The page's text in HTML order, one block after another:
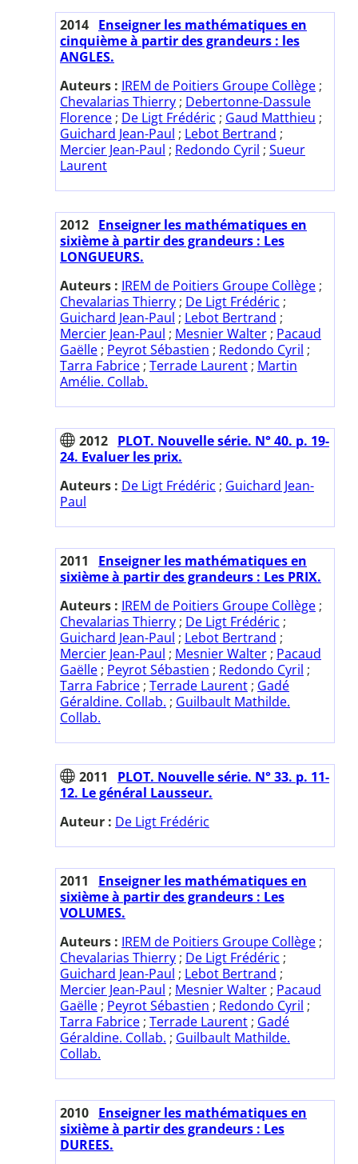
2014 Enseigner les mathématiques en
cinquième à partir des grandeurs : les
ANGLES.
Auteurs : IREM de Poitiers Groupe Collège ;
Chevalarias Thierry ; Debertonne-Dassule
Florence ; De Ligt Frédéric ; Gaud Matthieu ;
Guichard Jean-Paul ; Lebot Bertrand ;
Mercier Jean-Paul ; Redondo Cyril ; Sueur
Laurent
2012 Enseigner les mathématiques en
sixième à partir des grandeurs : Les
LONGUEURS.
Auteurs : IREM de Poitiers Groupe Collège ;
Chevalarias Thierry ; De Ligt Frédéric ;
Guichard Jean-Paul ; Lebot Bertrand ;
Mercier Jean-Paul ; Mesnier Walter ; Pacaud
Gaëlle ; Peyrot Sébastien ; Redondo Cyril ;
Tarra Fabrice ; Terrade Laurent ; Martin
Amélie. Collab.
2012 PLOT. Nouvelle série. N° 40. p. 19-
24. Evaluer les prix.
Auteurs : De Ligt Frédéric ; Guichard Jean-
Paul
2011
Enseigner les mathématiques en
sixième à partir des grandeurs : Les PRIX.
Auteurs : IREM de Poitiers Groupe Collège ;
Chevalarias Thierry ; De Ligt Frédéric ;
Guichard Jean-Paul ; Lebot Bertrand ;
Mercier Jean-Paul ; Mesnier Walter ; Pacaud
Gaëlle ; Peyrot Sébastien ; Redondo Cyril ;
Tarra Fabrice ; Terrade Laurent ; Gadé
Géraldine. Collab. ; Guilbault Mathilde.
Collab.
2011
PLOT. Nouvelle série. N° 33. p. 11-
12. Le général Lausseur.
Auteur : De Ligt Frédéric
2011
Enseigner les mathématiques en
sixième à partir des grandeurs : Les
VOLUMES.
Auteurs : IREM de Poitiers Groupe Collège ;
Chevalarias Thierry ; De Ligt Frédéric ;
Guichard Jean-Paul ; Lebot Bertrand ;
Mercier Jean-Paul ; Mesnier Walter ; Pacaud
Gaëlle ; Peyrot Sébastien ; Redondo Cyril ;
Tarra Fabrice ; Terrade Laurent ; Gadé
Géraldine. Collab. ; Guilbault Mathilde.
Collab.
2010 Enseigner les mathématiques en
sixième à partir des grandeurs : Les
DUREES.